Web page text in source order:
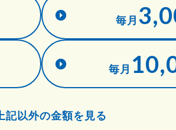
毎月
毎月
記以外の金額を見る